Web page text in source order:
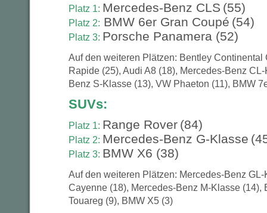
Platz 1: Mercedes-Benz CLS (55)
Platz 2: BMW 6er Gran Coupé (54)
Platz 3: Porsche Panamera (52)
Auf den weiteren Plätzen: Bentley Continental
Rapide (25), Audi A8 (18), Mercedes-Benz
Benz S-Klasse (13), VW Phaeton (11), BMW
SUVs:
Platz 1: Range Rover (84)
Platz 2: Mercedes-Benz G-Klasse
Platz 3: BMW X6 (38)
Auf den weiteren Plätzen: Mercedes-Benz
Cayenne (18), Mercedes-Benz M-Klasse (14),
Touareg (9), BMW X5 (3)